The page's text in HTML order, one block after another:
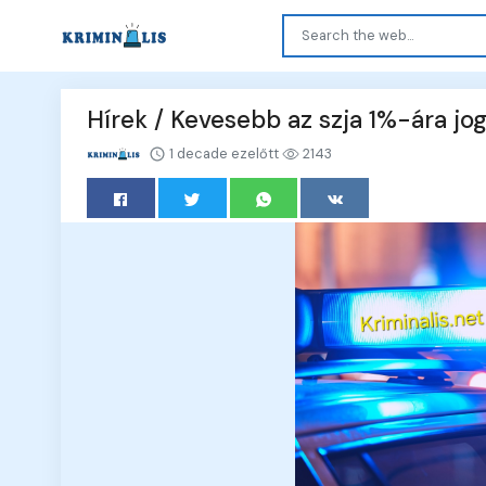
Hírek / Kevesebb az szja 1%-ára
1 decade ezelőtt 2143